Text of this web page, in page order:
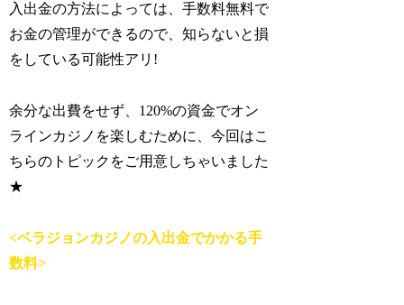
入出金の方法によっては、手数料無料で
お金の管理ができるので、知らないと損
をしている可能性アリ!
余分な出費をせず、120%の資金でオン
ラインカジノを楽しむために、今回はこ
ちらのトピックをご用意しちゃいました
★
<ベラジョンカジノの入出金でかかる手
数料>